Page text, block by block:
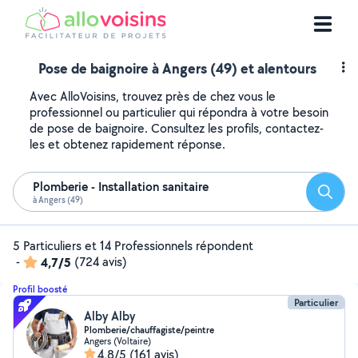
Pose de baignoire à Angers (49) et alentours
Avec AlloVoisins, trouvez près de chez vous le
professionnel ou particulier qui répondra à votre besoin
de pose de baignoire. Consultez les profils, contactez-
les et obtenez rapidement réponse.
Plomberie - Installation sanitaire
à Angers (49)
5 Particuliers et 14 Professionnels répondent
-
4,7/5 (724 avis)
Profil boosté
Particulier
Alby Alby
Plomberie/chauffagiste/peintre
Angers (Voltaire)
4,8/5 (161 avis)